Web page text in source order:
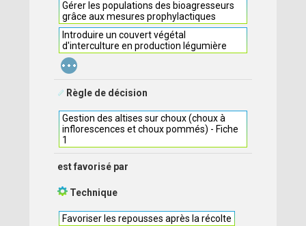
Gérer les populations des bioagresseurs
grâce aux mesures prophylactiques
Introduire un couvert végétal
d'interculture en production légumière
...
Règle de décision
Gestion des altises sur choux (choux à
inflorescences et choux pommés) - Fiche
1
est favorisé par
Technique
Favoriser les repousses après la récolte